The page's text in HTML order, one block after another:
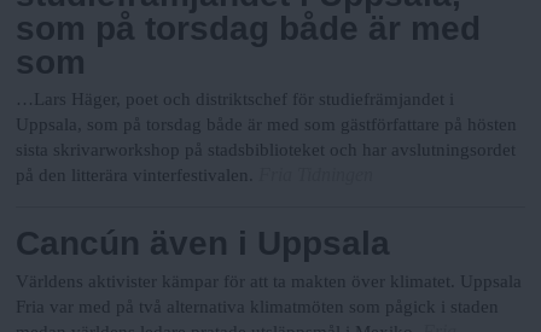
som på torsdag både är med
som
…Lars Häger, poet och distriktschef för studiefrämjandet i
Uppsala, som på torsdag både är med som gästförfattare på hösten
sista skrivarworkshop på stadsbiblioteket och har avslutningsordet
på den litterära vinterfestivalen.
Cancún även i Uppsala
Världens aktivister kämpar för att ta makten över klimatet. Uppsala
Fria var med på två alternativa klimatmöten som pågick i staden